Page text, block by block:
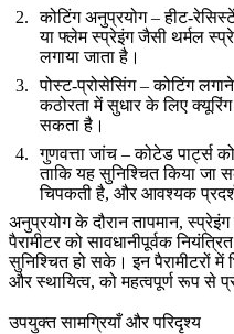
कोटिंग अनुप्रयोग– हीट-
या फ्लेम स्प्रेइंग जैसी थर्मल
लगाया जाता है।
पोस्ट-प्रोसेसिंग– कोटिंग लगाने
कठोरता में सुधार के लिए
सकता है।
गुणवत्ता जांच – कोटेड पार्ट्स
ताकि यह सुनिश्चित किया
चिपकती है, और आवश्यक
अनुप्रयोग के दौरान तापमान,
पैरामीटर को सावधानीपूर्वक
सुनिश्चित हो सके। इन पैरामीटरों में
और स्थायित्व, को महत्वपूर्ण रूप से
उपयुक्त सामग्रियाँ और परिदृश्य